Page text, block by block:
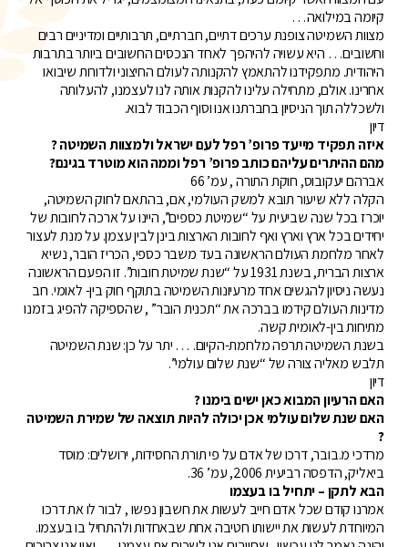
קיומה במילואה…
מצוות השמיטה צופנת ערכים דתיים, חברתיים, תרבותיים ומדיניים רבים
וחשובים… היא עשויה להיהפך לאחד הנכסים החשובים ביותר בתרבות
היהודית. מתפקידנו להתאמץ להקנותה לעולם החיצוני ולדורות שיבואו
אחרינו. אולם, מתחילה עלינו להקנות אותה לנו לעצמנו, להעלותה
ולשכללה תוך הניסיון בחברתנו אנו וסוף הכבוד לבוא.
דיון
איזה תפקיד מייעד פרופ’ רפל לעם ישראל ולמצוות השמיטה ?
מהם ההיתרים עליהם כותב פרופ’ רפל וממה הוא מוטרד בגינם?
אברהם יעקובוס, חוקת התורה , עמ’ ‏66
הקלה ללא שיעור תובא למשק העולמי, אם, בהתאם לחוק השמיטה,
יוכרז בכל שנה שביעית על “שמיטת כספים”, היינו על ארכה לחובות של
יחידים בכל ארץ וארץ ואף לחובות הארצות בינן לבין עצמן. על מנת לעצור
לאחר מלחמת העולם הראשונה בעד משבר כספי, הכריז הובר, נשיא
ארצות הברית, בשנת 1931 על “שנת שמיטת חובות”. זו הפעם הראשונה
נעשה ניסיון להגשים אחד מרעיונות השמיטה בתוקף חוק בין- לאומי. רוב
מדינות העולם קידמו בברכה את “תכנית הובר” , שהספיקה להפיג בזמנו
מתיחות בין-לאומית קשה.
בשנת השמיטה תרפה מלחמת-הקיום. … יתר על כן: שנת השמיטה
תלבש מאליה צורה של “שנת שלום עולמי”.
דיון
האם הרעיון המבוא כאן ישים בימנו ?
האם שנת שלום עולמי אכן יכולה להיות תוצאה של שמירת השמיטה
?
מרדכי מ.בובר, דרכו של אדם על פי תורת החסידות, ירושלים: מוסד
ביאליק, הדפסה רביעית 2006, עמ’ 36.
הבא לתקן – יתחיל בו בעצמו
אמרנו קודם שכל אדם חייב לעשות את חשבון נפשו , לבור לו את דרכו
המיוחדת לעשות את יישותו חטיבה אחת שבאחדות ולהתחיל בו בעצמו.